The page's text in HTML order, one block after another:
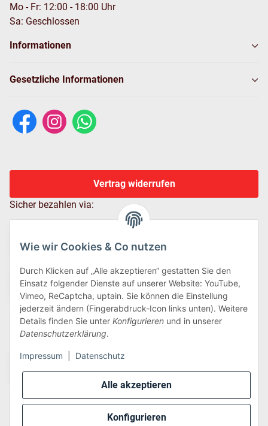
Alle akzeptieren
Konfigurieren
Wie wir Cookies & Co nutzen
Durch Klicken auf „Alle akzeptieren“ gestatten Sie den
Einsatz folgender Dienste auf unserer Website: YouTube,
Vimeo, ReCaptcha, uptain. Sie können die Einstellung
jederzeit ändern (Fingerabdruck-Icon links unten). Weitere
Details finden Sie unter Konfigurieren und in unserer
Datenschutzerklärung.
Impressum Datenschutz
Mo - Fr: 12:00 - 18:00 Uhr
Sa: Geschlossen
Informationen
Gesetzliche Informationen
Vertrag widerrufen
Sicher bezahlen via:
Wir versenden via: